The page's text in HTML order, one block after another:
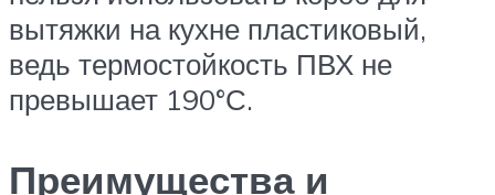
вытяжки на кухне пластиковый,
ведь термостойкость ПВХ не
превышает 190°С.
Преимущества и